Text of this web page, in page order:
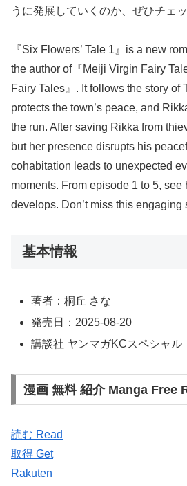
うに発展していくのか、ぜひチェ
『Six Flowers’ Tale 1』is a new
the author of『Meiji Virgin Fairy
Fairy Tales』. It follows the story of
protects the town’s peace, and
the run. After saving Rikka from
but her presence disrupts his
cohabitation leads to unexpected
moments. From episode 1 to 5,
develops. Don’t miss this engaging
基本情報
著者：桐丘 さな
発売日：2025-08-20
講談社 ヤンマガKCスペシャル
漫画 無料 紹介 Manga Free
読む Read
取得 Get
Rakuten